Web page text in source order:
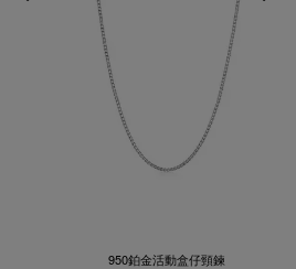
950鉑金活動盒仔頸鍊